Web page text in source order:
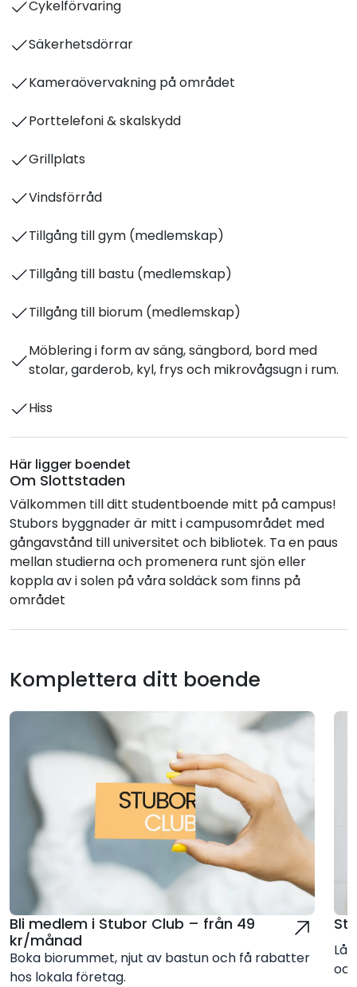
Cykelförvaring
Säkerhetsdörrar
Kameraövervakning på området
Porttelefoni & skalskydd
Grillplats
Vindsförråd
Tillgång till gym (medlemskap)
Tillgång till bastu (medlemskap)
Tillgång till biorum (medlemskap)
Möblering i form av säng, sängbord, bord med
stolar, garderob, kyl, frys och mikrovågsugn i rum.
Hiss
Här ligger boendet
Om Slottstaden
Välkommen till ditt studentboende mitt på campus!
Stubors byggnader är mitt i campusområdet med
gångavstånd till universitet och bibliotek. Ta en paus
mellan studierna och promenera runt sjön eller
koppla av i solen på våra soldäck som finns på
området
Komplettera ditt boende
Bli medlem i Stubor Club – från 49
kr/månad
Boka biorummet, njut av bastun och få rabatter
hos lokala företag.